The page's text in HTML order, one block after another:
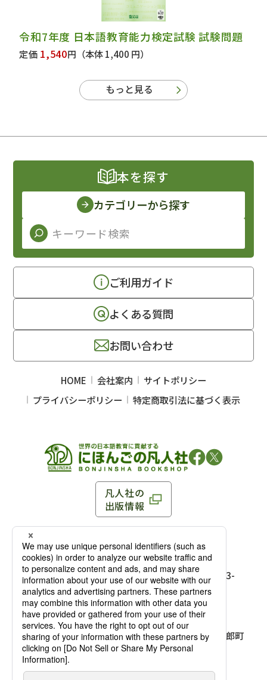
令和7年度 日本語教育能力検定試験 試験問題
定価 1,540円 （本体 1,400 円）
もっと見る
凡人社の
出版情報
〒102-0093 東京都千代田区平河町 1-3-13 8F
TEL：03-3263-3959／FAX：03-3263-3116
麹町店
〒102-0093 東京都千代田区平河町1-3-
13 8F［アクセス］
TEL：03-3239-8673／FAX：03-3263-
3116
大阪店
〒541-0056 大阪府大阪市中央区久太郎町
4-2-10
大西ビルディング 1階［
TEL：06-4256-2684／FAX：03-6733-
本を探す
カテゴリーから探す
ご利用ガイド
よくある質問
お問い合わせ
HOME 会社案内
サイトポリシー
プライバシーポリシー
特定商取引法に基づく表示